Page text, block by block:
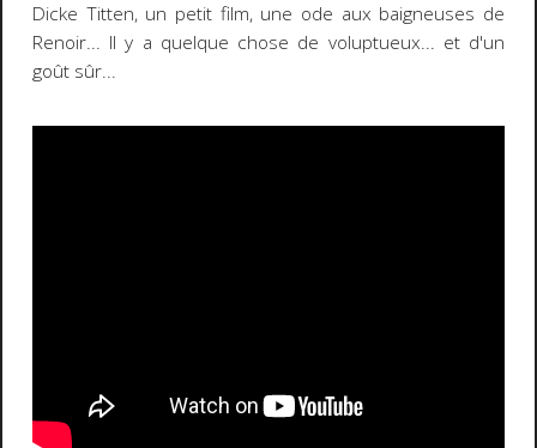
Dicke Titten, un petit film, une ode aux baigneuses de
Renoir... Il y a quelque chose de voluptueux... et d'un
goût sûr...